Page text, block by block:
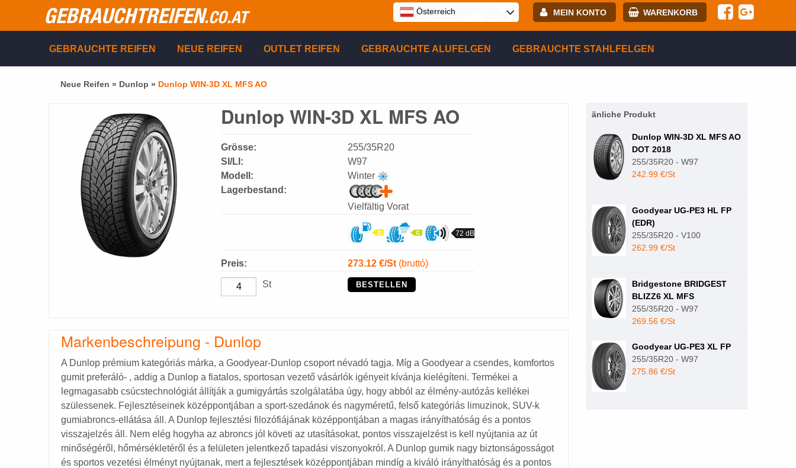
GEBRAUCHTREIFEN.CO.AT MEIN KONTO WARENKORB
Österreich
GEBRAUCHTE REIFEN NEUE REIFEN OUTLET REIFEN GEBRAUCHTE ALUFELGEN GEBRAUCHTE STAHLFELGEN
Neue Reifen » Dunlop » Dunlop WIN-3D XL MFS AO
Dunlop WIN-3D XL MFS AO
Grösse:
SI/LI:
Modell:
Lagerbestand:
255/35R20
W97
Winter
Vielfältig Vorat
72 dB
Preis: 273.12 €/St (bruttó)
St BESTELLEN
Markenbeschreipung - Dunlop
A Dunlop prémium kategóriás márka, a Goodyear-Dunlop csoport névadó tagja. Míg a Goodyear a csendes, komfortos
gumit preferáló- , addig a Dunlop a fiatalos, sportosan vezető vásárlók igényeit kívánja kielégíteni. Termékei a
legmagasabb csúcstechnológiát állítják a gumigyártás szolgálatába úgy, hogy abból az élmény-autózás kellékei
szülessenek. Fejlesztéseinek középpontjában a sport-szedánok és nagyméretű, felső kategóriás limuzinok, SUV-k
gumiabroncs-ellátása áll. A Dunlop fejlesztési filozófiájának középpontjában a magas irányíthatóság és a pontos
visszajelzés áll. Nem elég hogyha az abroncs jól követi az utasításokat, pontos visszajelzést is kell nyújtania az út
minőségéről, hőmérsékletéről és a felületen jelentkező tapadási viszonyokról. A Dunlop gumik nagy biztonságosságot
és sportos vezetési élményt nyújtanak, mert a fejlesztések középpontjában mindíg a kiváló irányíthatóság és a pontos
änliche Produkt
Dunlop WIN-3D XL MFS AO
DOT 2018
255/35R20 - W97
242.99 €/St
Goodyear UG-PE3 HL FP
(EDR)
255/35R20 - V100
262.99 €/St
Bridgestone BRIDGEST
BLIZZ6 XL MFS
255/35R20 - W97
269.56 €/St
Goodyear UG-PE3 XL FP
255/35R20 - W97
275.86 €/St